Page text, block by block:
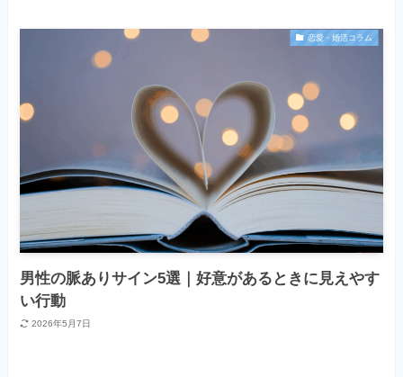
恋愛・婚活コラム
男性の脈ありサイン5選｜好意があるときに見えやす
い行動
2026年5月7日